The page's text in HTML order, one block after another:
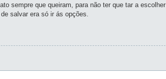
sempre que queiram, para não ter que tar a escolher
salvar era só ir ás opções.